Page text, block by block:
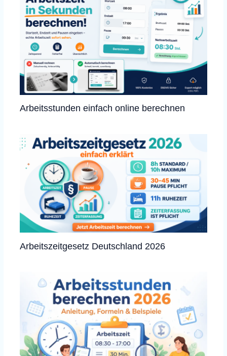
Arbeitsstunden einfach online berechnen
Arbeitszeitgesetz Deutschland 2026